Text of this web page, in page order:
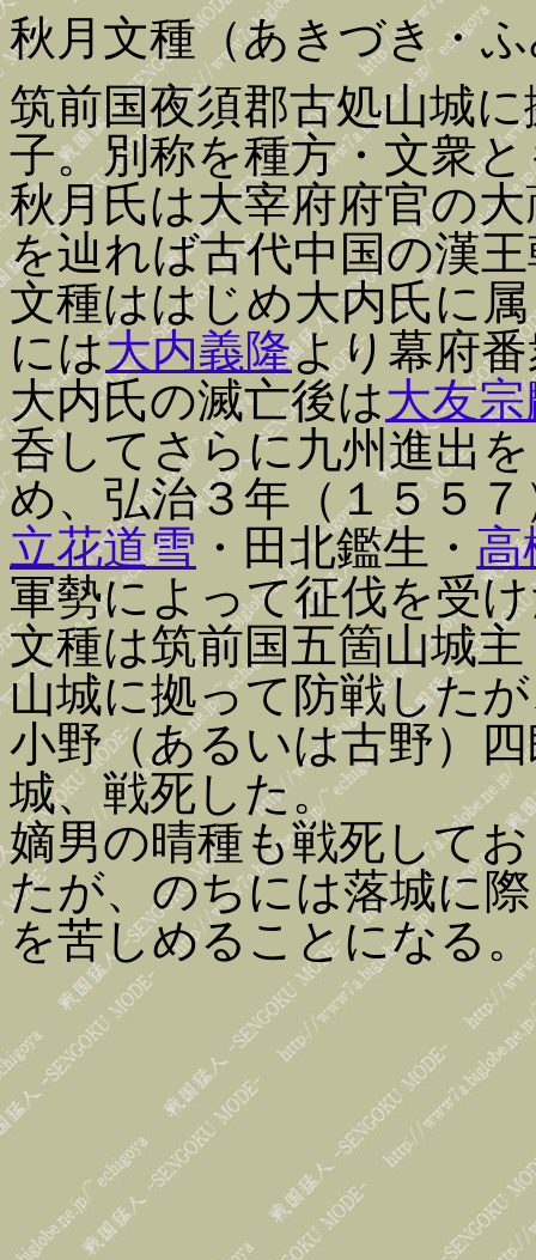
秋月文種（あきづき・
筑前国夜須郡古処山城
子。別称を種方・文衆
秋月氏は大宰府府官の
を辿れば古代中国の漢
文種ははじめ大内氏に
には大内義隆より幕府
大内氏の滅亡後は大友
呑してさらに九州進出
め、弘治３年（１５５
立花道雪 ・田北鑑生・ 高
軍勢によって征伐を受
文種は筑前国五箇山城
山城に拠って防戦した
小野（あるいは古野）
城、戦死した。
嫡男の晴種も戦死して
たが、のちには落城に
を苦しめることになる。